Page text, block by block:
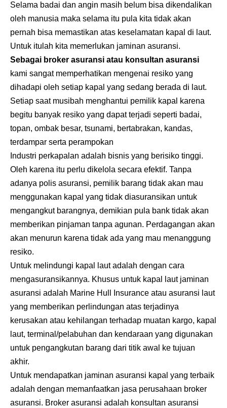
Selama badai dan angin masih belum bisa dikendalikan
oleh manusia maka selama itu pula kita tidak akan
pernah bisa memastikan atas keselamatan kapal di laut.
Untuk itulah kita memerlukan jaminan asuransi.
Sebagai broker asuransi atau konsultan asuransi
kami sangat memperhatikan mengenai resiko yang
dihadapi oleh setiap kapal yang sedang berada di laut.
Setiap saat musibah menghantui pemilik kapal karena
begitu banyak resiko yang dapat terjadi seperti badai,
topan, ombak besar, tsunami, bertabrakan, kandas,
terdampar serta perampokan
Industri perkapalan adalah bisnis yang berisiko tinggi.
Oleh karena itu perlu dikelola secara efektif. Tanpa
adanya polis asuransi, pemilik barang tidak akan mau
menggunakan kapal yang tidak diasuransikan untuk
mengangkut barangnya, demikian pula bank tidak akan
memberikan pinjaman tanpa agunan. Perdagangan akan
akan menurun karena tidak ada yang mau menanggung
resiko.
Untuk melindungi kapal laut adalah dengan cara
mengasuransikannya. Khusus untuk kapal laut jaminan
asuransi adalah Marine Hull Insurance atau asuransi laut
yang memberikan perlindungan atas terjadinya
kerusakan atau kehilangan terhadap muatan kargo, kapal
laut, terminal/pelabuhan dan kendaraan yang digunakan
untuk pengangkutan barang dari titik awal ke tujuan
akhir.
Untuk mendapatkan jaminan asuransi kapal yang terbaik
adalah dengan memanfaatkan jasa perusahaan broker
asuransi. Broker asuransi adalah konsultan asuransi